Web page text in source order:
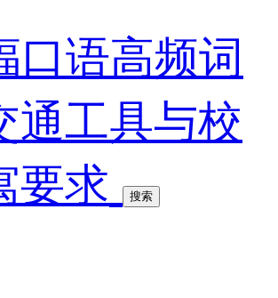
口语高频词
通工具与校
要求
搜索